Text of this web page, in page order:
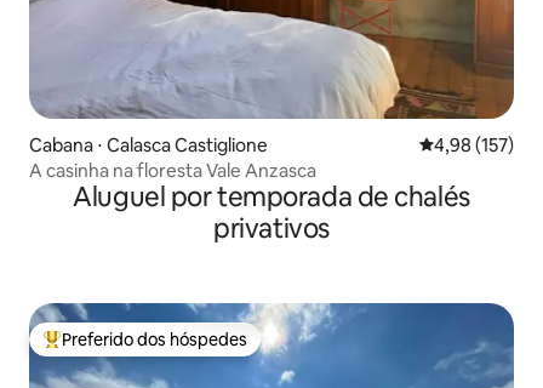
Cabana ⋅ Calasca Castiglione 4,98 de uma
4,98 (157)
A casinha na floresta Vale Anzasca
Aluguel por temporada de chalés
privativos
Entre os melhores preferidos dos hóspedes
Preferido dos hóspedes